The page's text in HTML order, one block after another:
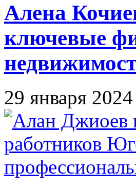
Алена
ключевые
29 января 2024